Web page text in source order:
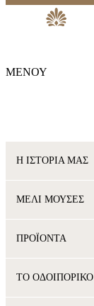
ΜΕΝΟΥ
Η ΙΣΤΟΡΙΑ ΜΑΣ
ΜΕΛΙ ΜΟΥΣΕΣ
ΠΡΟΪΟΝΤΑ
ΤΟ ΟΔΟΙΠΟΡΙΚΟ